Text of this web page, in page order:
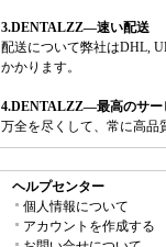
3.DENTALZZ―速い配送
配送について弊社はDHL,
かかります。
4.DENTALZZ―最高のサー
万全を尽くして、常に高品
ヘルプセンター
個人情報について
アカウントを作成する